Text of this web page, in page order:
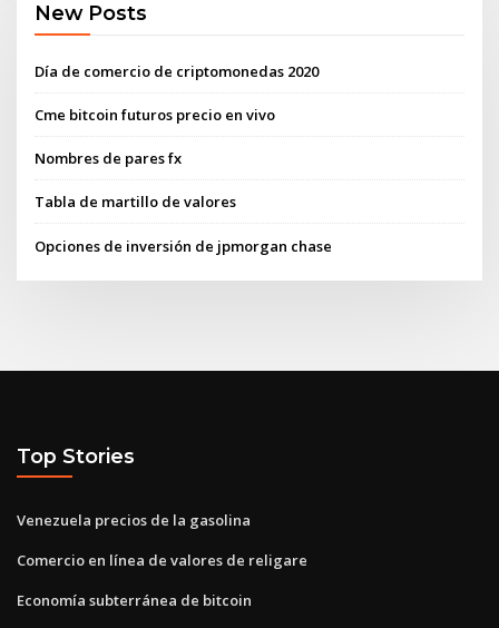
New Posts
Día de comercio de criptomonedas 2020
Cme bitcoin futuros precio en vivo
Nombres de pares fx
Tabla de martillo de valores
Opciones de inversión de jpmorgan chase
Top Stories
Venezuela precios de la gasolina
Comercio en línea de valores de religare
Economía subterránea de bitcoin